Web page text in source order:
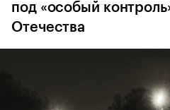
под «особый
Отечества